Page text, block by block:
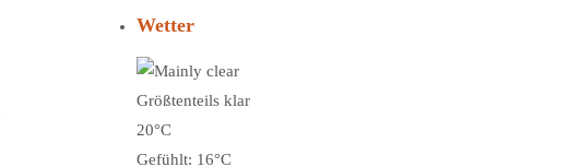
Wetter
Größtenteils klar
20°C
Gefühlt: 16°C